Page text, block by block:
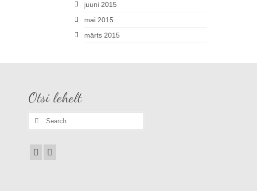
juuni 2015
mai 2015
märts 2015
Otsi lehelt
Search